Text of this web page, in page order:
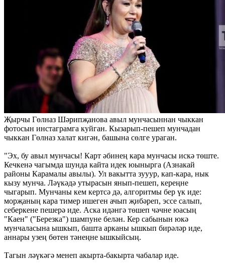
Җырчы Гөлназ Шәрипҗанова авыл мунчасыннан чыккан
фотосын инстаграмга куйган. Кызарып-пешеп мунчадан
чыккан Гөлназ халат кигән, башына сөлге ураган.
"Эх, бу авыл мунчасы! Карт әбинең кара мунчасы искә төште.
Кечкенә чагымда шунда кайта идек юынырга (Азнакай
районы Карамалы авылы). Ул вакытта зууур, кап-кара, нык
кызу мунча. Ләүкәдә утырасын янып-пешеп, кереңне
чыгарып. Мунчаны кем кертсә дә, алгоритмы бер үк иде:
морҗаның кара тимер ишеген ачып җибәреп, эссе салып,
себеркене пешерә иде. Аска идәнгә төшеп чәчне юасың
"Каен" ("Березка") шампуне белән. Кер сабынын юкә
мунчаласына ышкып, башта арканы ышкып бирәләр иде,
аннары узең бөтен тәнеңне ышкыйсың.
Тагын ләүкәгә менеп акырта-бакырта чабалар иде.